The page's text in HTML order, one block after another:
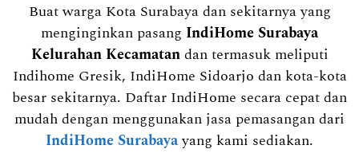
Buat warga Kota Surabaya dan sekitarnya yang
menginginkan pasang IndiHome Surabaya
Kelurahan Kecamatandan termasuk meliputi
Indihome Gresik, IndiHome Sidoarjo dan kota-kota
besar sekitarnya. Daftar IndiHome secara cepat dan
mudah dengan menggunakan jasa pemasangan dari
IndiHome Surabayayang kami sediakan.